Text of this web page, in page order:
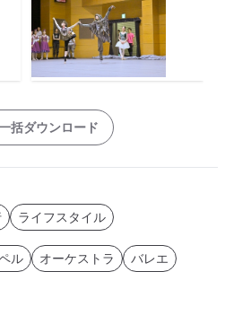
括ダウンロード
ライフスタイル
ル オーケストラ
バレエ